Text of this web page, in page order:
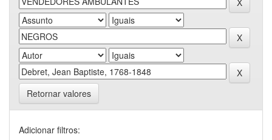
Retornar valores
Adicionar filtros: